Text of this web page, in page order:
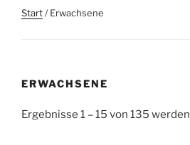
Start/ Erwachsene
ERWACHSENE
Ergebnisse 1 – 15 von 135